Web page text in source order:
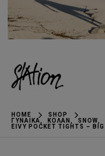
HOME
SHOP
ΓΥΝΑΊΚΑ, ΚΟΛΆΝ, SNOW,
EIVY POCKET TIGHTS – BIG